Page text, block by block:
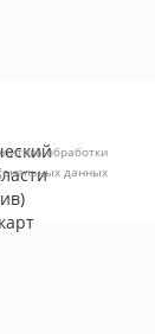
обработки
данных